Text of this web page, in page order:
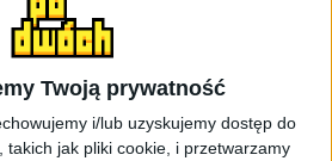
Twoją prywatność
i/lub uzyskujemy dostęp do
takich jak pliki cookie, i przetwarzamy
Store lotnisko